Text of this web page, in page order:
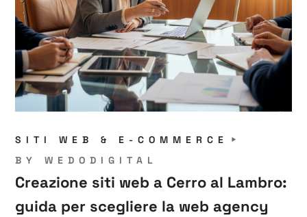
SITI WEB & E-COMMERCE
BYWEDODIGITAL
Creazione siti web a Cerro al Lambro:
guida per scegliere la web agency